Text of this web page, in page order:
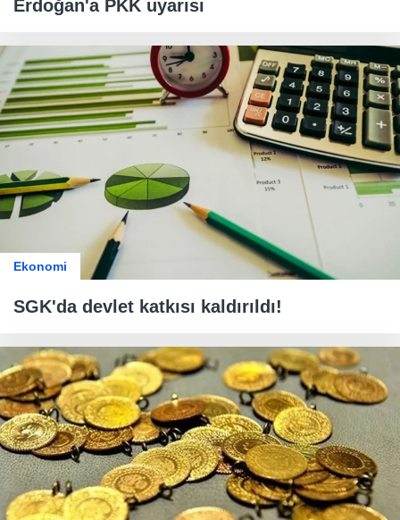
Erdoğan'a PKK uyarısı
Ekonomi
SGK'da devlet katkısı kaldırıldı!